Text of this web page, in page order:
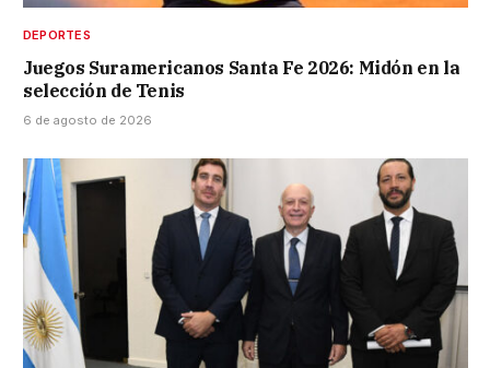
DEPORTES
Juegos Suramericanos Santa Fe 2026: Midón en la
selección de Tenis
6 de agosto de 2026